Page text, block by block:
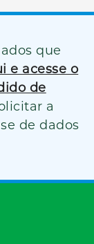
que
e acesse o
de
a
de dados